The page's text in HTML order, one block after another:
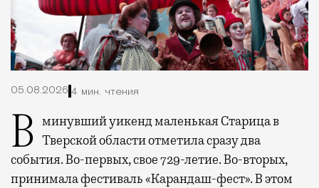
05.08.2026 4 мин. чтения
В минувший уикенд маленькая Старица в Тверской области отметила сразу два
события. Во-первых, свое 729-летие. Во-вторых,
принимала фестиваль «Карандаш-фест». В этом